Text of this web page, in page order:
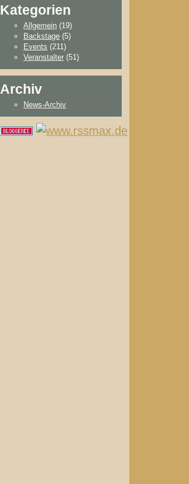
Kategorien
Allgemein (19)
Backstage (5)
Events (211)
Veranstalter (51)
Archiv
News-Archiv